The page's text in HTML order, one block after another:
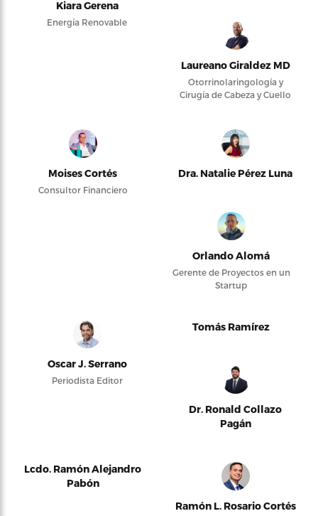
Kiara Gerena
Energía Renovable
Laureano Giraldez MD
Otorrinolaringología y
Cirugía de Cabeza y Cuello
Moises Cortés
Consultor Financiero
Dra. Natalie Pérez Luna
Orlando Alomá
Gerente de Proyectos en un
Startup
Oscar J. Serrano
Periodista Editor
Tomás Ramírez
Dr. Ronald Collazo
Pagán
Lcdo. Ramón Alejandro
Pabón
Ramón L. Rosario Cortés